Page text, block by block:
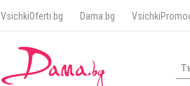
VsichkiOferti.bg Dama.bg